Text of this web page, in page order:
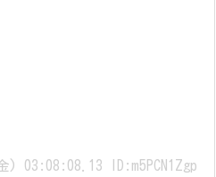
) 03:08:08.13 ID:m5PCN1Zgp